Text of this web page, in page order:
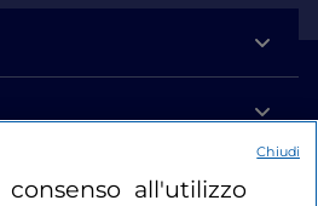
all'utilizzo
Chiudi